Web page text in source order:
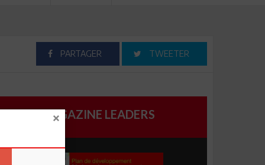
PARTAGER TWEETER
MAGAZINE LEADERS